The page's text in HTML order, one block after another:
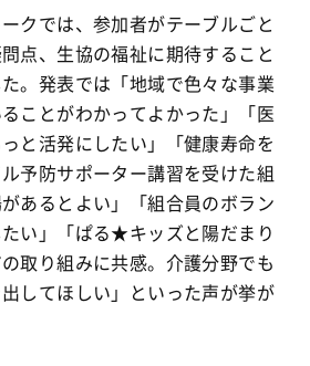
クでは、参加者がテーブルごと
点、生協の福祉に期待すること
。発表では「地域で色々な事業
ことがわかってよかった」「医
と活発にしたい」「健康寿命を
予防サポーター講習を受けた組
あるとよい」「組合員のボラン
い」「ぱる★キッズと陽だまり
取り組みに共感。介護分野でも
してほしい」といった声が挙が